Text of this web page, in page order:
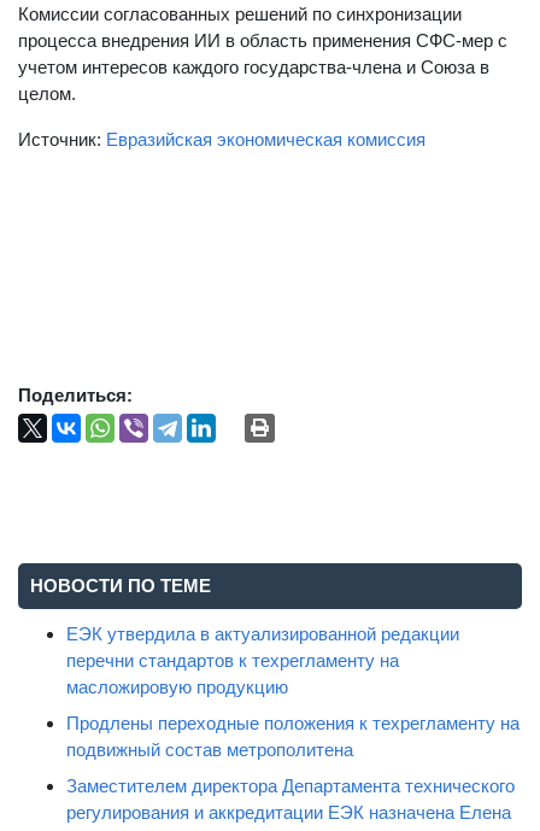
Комиссии согласованных решений по синхронизации
процесса внедрения ИИ в область применения СФС-мер с
учетом интересов каждого государства-члена и Союза в
целом.
Источник: Евразийская экономическая комиссия
Поделиться:
НОВОСТИ ПО ТЕМЕ
ЕЭК утвердила в актуализированной редакции
перечни стандартов к техрегламенту на
масложировую продукцию
Продлены переходные положения к техрегламенту на
подвижный состав метрополитена
Заместителем директора Департамента технического
регулирования и аккредитации ЕЭК назначена Елена